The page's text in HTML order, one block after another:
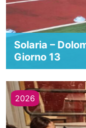
Solaria –
Giorno 13
2026